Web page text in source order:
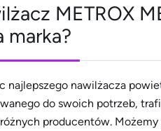
METROX
marka?
najlepszego nawilżacza
do swoich potrzeb,
producentów. Możemy